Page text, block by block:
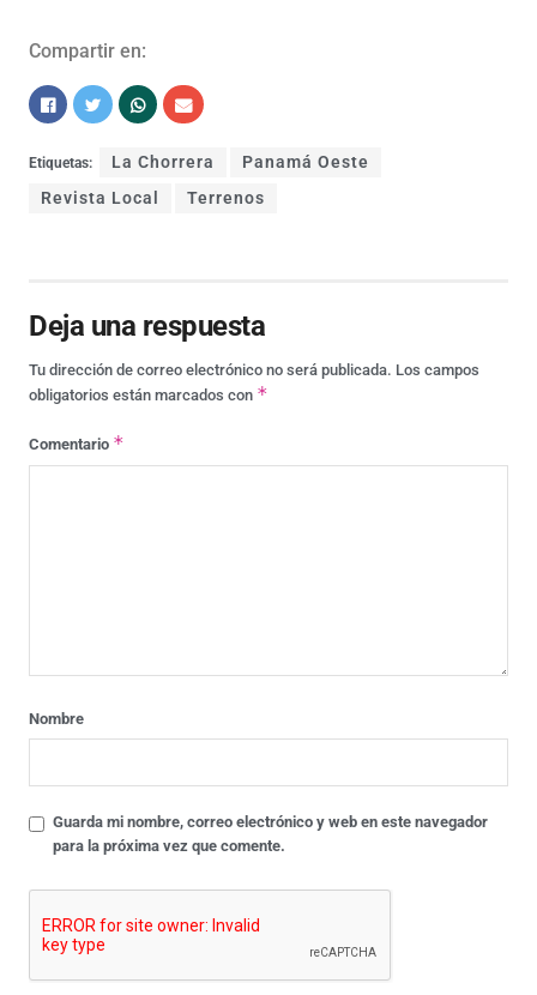
Compartir en:
Etiquetas: La Chorrera
Panamá Oeste
Revista Local
Terrenos
Deja una respuesta
Tu dirección de correo electrónico no será publicada. Los campos
obligatorios están marcados con *
Comentario *
Nombre
Guarda mi nombre, correo electrónico y web en este navegador
para la próxima vez que comente.